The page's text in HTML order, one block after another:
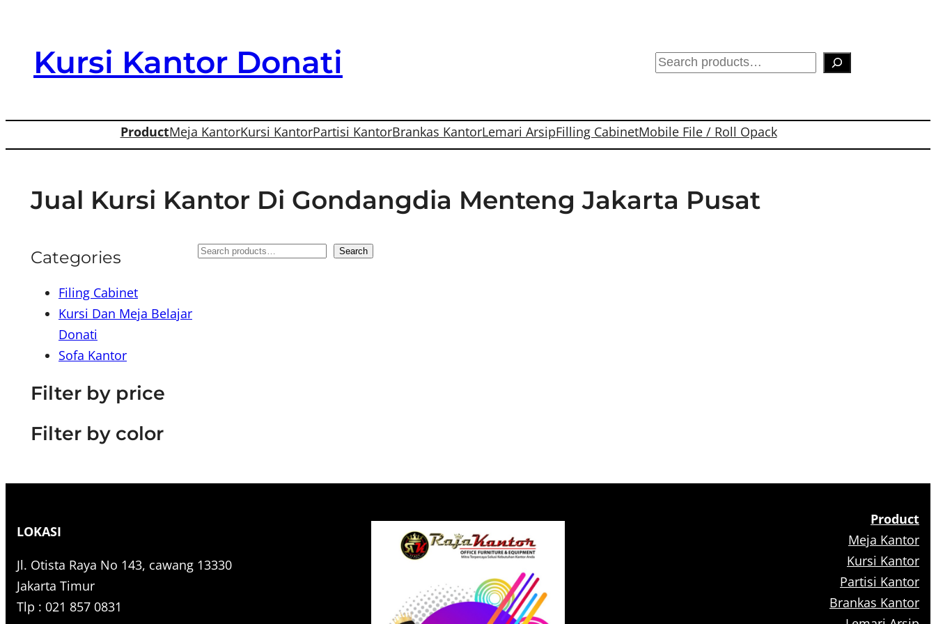
contentKursi Kantor Donati
S
r
c
ProductMeja KantorKursi KantorPartisi KantorBrankas KantorLemari ArsipFilling CabinetMobile File / Roll Opack
Jual Kursi Kantor Di Gondangdia Menteng Jakarta Pusat
Categories
Filing Cabinet
Kursi Dan Meja Belajar
Donati
Sofa Kantor
Filter by price
Filter by color
S
Search
LOKASI
Jl. Otista Raya No 143, cawang 13330
Jakarta Timur
Tlp : 021 857 0831
Product
Meja Kantor
Kursi Kantor
Partisi Kantor
Brankas Kantor